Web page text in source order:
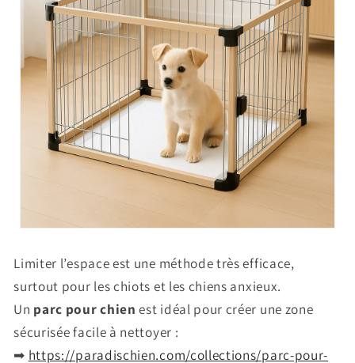
Limiter l’espace est une méthode très efficace,
surtout pour les chiots et les chiens anxieux.
Un parc pour chien est idéal pour créer une zone
sécurisée facile à nettoyer :
➡ https://paradischien.com/collections/parc-pour-